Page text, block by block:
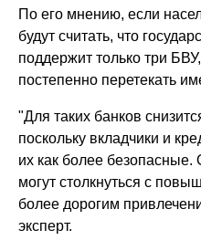
По его мнению, если
будут считать, что
поддержит только три
постепенно перетекать
"Для таких банков
поскольку вкладчики и
их как более
могут столкнуться с
более дорогим
эксперт.